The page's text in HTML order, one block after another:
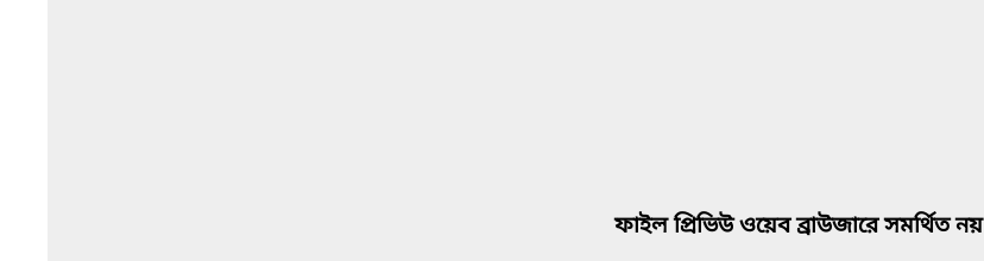
ফাইল প্রিভিউ ওয়েব ব্রাউজারে সমর্থিত নয়